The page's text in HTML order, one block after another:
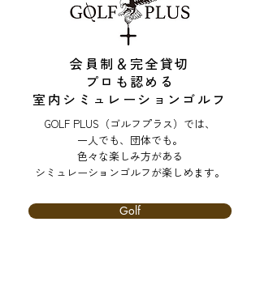
会員制＆完全貸切
プロも認める
​室内シミュレーションゴルフ
GOLF PLUS（ゴルフプラス）では、
一人でも、団体でも。
色々な楽しみ方がある
​シミュレーションゴルフが楽しめます。
Golf